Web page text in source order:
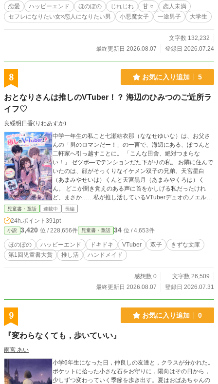
なくて付き合えば？」 「それは嫌」 セフレが欲しい自由奔放な女子と、恋人に
なりたい真面目で一途な男。 身体から始めたい梨乃と、身体だけでは終わりた
くない遼介の、噛み合わないのに離れられない恋愛攻防戦。
恋愛 ハッピーエンド ほのぼの じれじれ 甘々
恋人未満
セフレになりたい女×恋人になりたい男
小悪魔女子 一途男子 大学生
文字数 132,232
最終更新日 2026.08.07
登録日 2026.07.24
8 お気に入り追加 5
おとなりさんは推しのVTuber！？ 海辺のひみつのご近所ラ
イフ♡
良綏明日香(りわあすか)
中学一年生の私こと七瀬結衣那（ななせゆいな）は、お父さ
んの「男のロマンだー！」の一言で、海辺にある、ぽつんと
二軒家へ引っ越すことに。 「こんな田舎、絶対つまらな
い！」 ゼツボ―でテンションだた下がりの私。 お隣に住んで
いたのは、顔がそっくりなイケメン双子の兄弟。天宮星白
（あまみやせいは）くんと天宮黒月（あまみやくろは）く
ん。 どこか聞き覚えのある声に首をかしげる私だったけれ
ど、まさか……私が推し活しているVTuberデュオのノエルと
ネロ本人たちだったなんて！？ 私の趣味は、ハンドメイド。
服、それから小物を手作りすること。 ある日、部屋いっぱい
に飾られた手作りの推しぬいを見た双子は、その完成度の高
さにびっくり！ 「……ここまで、結衣那ちゃんの推し愛、感
じちゃったら、もう隠せないな」 「学校では絶対ヒミツにし
ておけよ？」 こうして私は、推しの秘密を守ることに。 新衣
は正体がバレそうなピンチを乗り越えたり……。 海辺の小さ
な町で始まる、推しとひみつのご近所ライフ。 推しとの距離
児童書・童話 連載中 長編
24h.ポイント 391pt
小説 3,420 位 / 228,656件 児童書・童話 34 位 / 4,653件
ほのぼの ハッピーエンド ドキドキ VTuber 双子
きずな文庫
第1回児童書大賞
推し活 ハンドメイド
感想数 0
文字数 26,509
最終更新日 2026.08.07
登録日 2026.07.31
9 お気に入り追加 0
『変わらなくても，歩いていい』
雨宮 あい
小学6年生になった日，仲良しの友達と，クラスが分かれた。
ポケットに拾った小さな石をお守りに，陽向はその日から，
少しずつ変わっていく季節を歩き出す。夏はおばあちゃんの